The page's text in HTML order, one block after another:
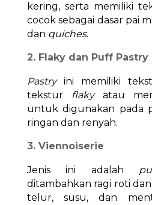
kering, serta memiliki
cocok sebagai dasar pai
dan quiches.
2. Flaky dan Puff Pastry
Pastryini memiliki
tekstur flakyatau
untuk digunakan pada
ringan dan renyah.
3. Viennoiserie
Jenis ini adalah
ditambahkan ragi roti
telur, susu, dan